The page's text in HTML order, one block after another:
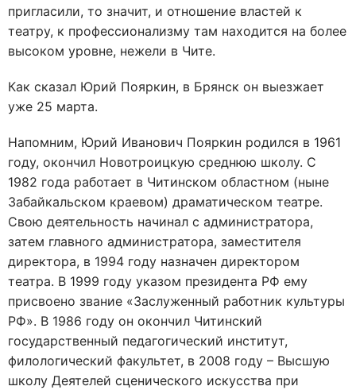
пригласили, то значит, и отношение властей к
театру, к профессионализму там находится на более
высоком уровне, нежели в Чите.
Как сказал Юрий Пояркин, в Брянск он выезжает
уже 25 марта.
Напомним, Юрий Иванович Пояркин родился в 1961
году, окончил Новотроицкую среднюю школу. С
1982 года работает в Читинском областном (ныне
Забайкальском краевом) драматическом театре.
Свою деятельность начинал с администратора,
затем главного администратора, заместителя
директора, в 1994 году назначен директором
театра. В 1999 году указом президента РФ ему
присвоено звание «Заслуженный работник культуры
РФ». В 1986 году он окончил Читинский
государственный педагогический институт,
филологический факультет, в 2008 году – Высшую
школу Деятелей сценического искусства при